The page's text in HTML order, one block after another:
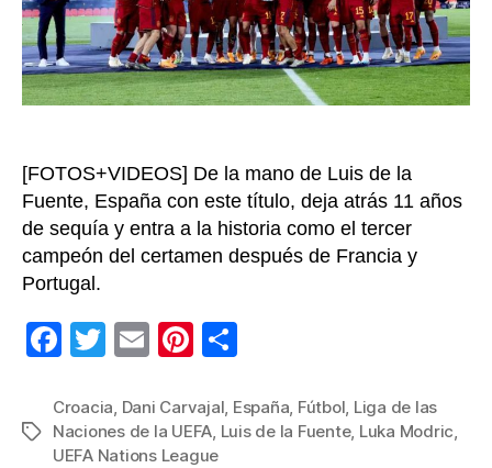
como
héroe
[FOTOS+VIDEOS] De la mano de Luis de la
Fuente, España con este título, deja atrás 11 años
de sequía y entra a la historia como el tercer
campeón del certamen después de Francia y
Portugal.
F
c
e
T
tt
er
E
ail
Pi
er
e
m
p
Etiquetas
Croacia, Dani Carvajal, España, Fútbol, Liga de las
Naciones de la UEFA, Luis de la Fuente, Luka Modric,
UEFA Nations League